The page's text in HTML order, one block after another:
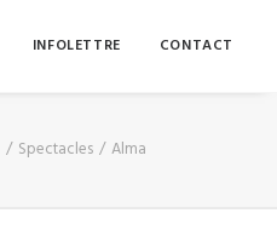
INFOLETTRE CONTACT
Spectacles Alma